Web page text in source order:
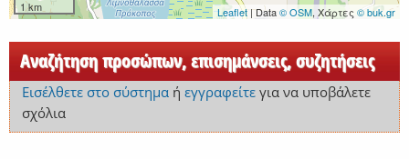
1 km Leaflet| Data© OSM, Χάρτες © buk.gr
Αναζήτηση προσώπων, επισημάνσεις, συζητήσεις
Εισέλθετε στο σύστημαή εγγραφείτεγια να υποβάλετε
σχόλια